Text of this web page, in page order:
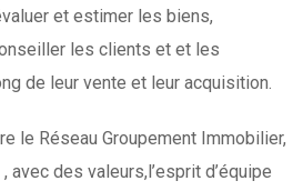
et estimer les biens,
les clients et et les
de leur vente et leur acquisition.
le Réseau Groupement Immobilier,
avec des valeurs,l’esprit d’équipe